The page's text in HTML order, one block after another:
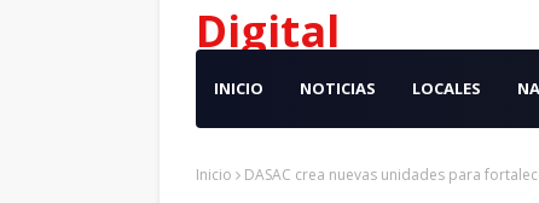
Digital
INICIO NOTICIAS LOCALES
Inicio DASAC crea nuevas unidades para